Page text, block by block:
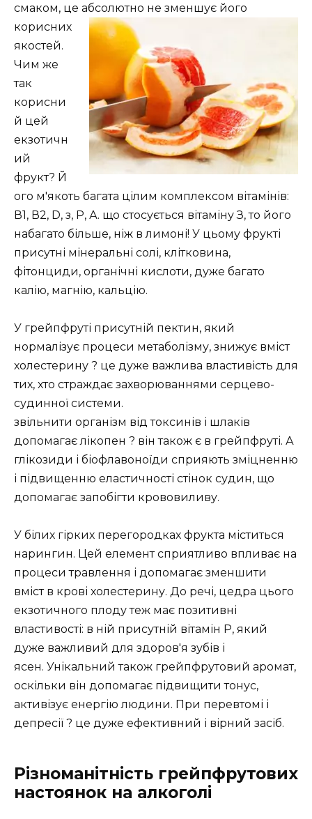
смаком, це абсолютно не зменшує його
корисних
якостей.
Чим же
так
корисни
й цей
екзотичн
ий
фрукт? Й
ого м'якоть багата цілим комплексом вітамінів:
В1, В2, D, з, Р, А. що стосується вітаміну З, то його
набагато більше, ніж в лимоні! У цьому фрукті
присутні мінеральні солі, клітковина,
фітонциди, органічні кислоти, дуже багато
калію, магнію, кальцію.
У грейпфруті присутній пектин, який
нормалізує процеси метаболізму, знижує вміст
холестерину ? це дуже важлива властивість для
тих, хто страждає захворюваннями серцево-
судинної системи.
звільнити організм від токсинів і шлаків
допомагає лікопен ? він також є в грейпфруті. А
глікозиди і біофлавоноїди сприяють зміцненню
і підвищенню еластичності стінок судин, що
допомагає запобігти крововиливу.
У білих гірких перегородках фрукта міститься
нарингин. Цей елемент сприятливо впливає на
процеси травлення і допомагає зменшити
вміст в крові холестерину. До речі, цедра цього
екзотичного плоду теж має позитивні
властивості: в ній присутній вітамін Р, який
дуже важливий для здоров'я зубів і
ясен. Унікальний також грейпфрутовий аромат,
оскільки він допомагає підвищити тонус,
активізує енергію людини. При перевтомі і
депресії ? це дуже ефективний і вірний засіб.
Різноманітність грейпфрутових
настоянок на алкоголі